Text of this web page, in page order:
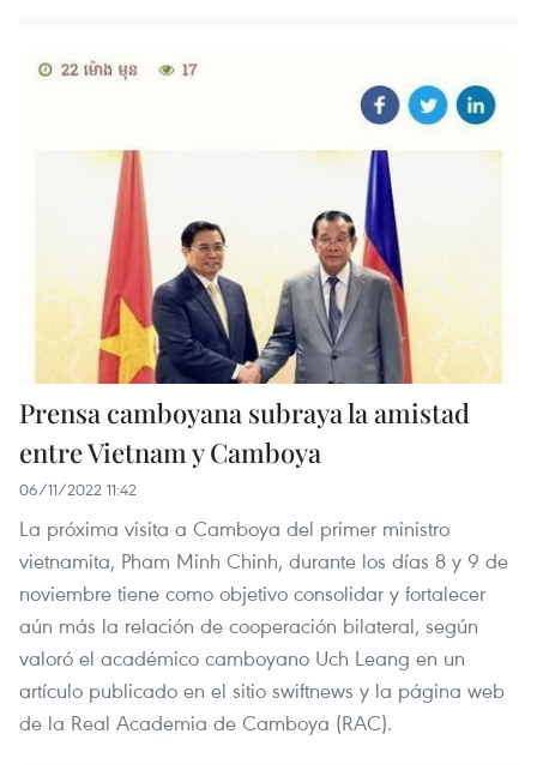
Prensa camboyana subraya la amistad
entre Vietnam y Camboya
06/11/2022 11:42
La próxima visita a Camboya del primer ministro
vietnamita, Pham Minh Chinh, durante los días 8 y 9 de
noviembre tiene como objetivo consolidar y fortalecer
aún más la relación de cooperación bilateral, según
valoró el académico camboyano Uch Leang en un
artículo publicado en el sitio swiftnews y la página web
de la Real Academia de Camboya (RAC).